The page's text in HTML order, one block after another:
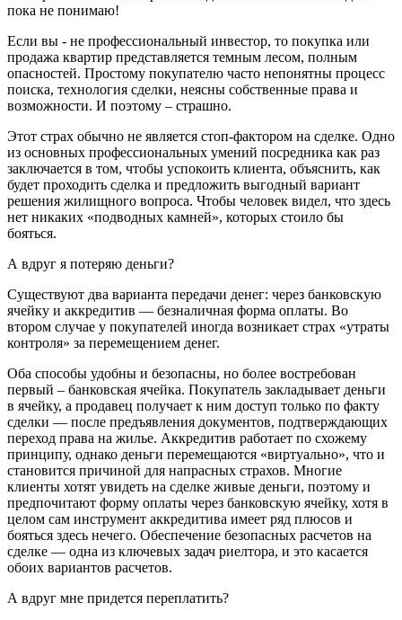
пока не понимаю!
Если вы - не профессиональный инвестор, то покупка или
продажа квартир представляется темным лесом, полным
опасностей. Простому покупателю часто непонятны процесс
поиска, технология сделки, неясны собственные права и
возможности. И поэтому – страшно.
Этот страх обычно не является стоп-фактором на сделке. Одно
из основных профессиональных умений посредника как раз
заключается в том, чтобы успокоить клиента, объяснить, как
будет проходить сделка и предложить выгодный вариант
решения жилищного вопроса. Чтобы человек видел, что здесь
нет никаких «подводных камней», которых стоило бы
бояться.
А вдруг я потеряю деньги?
Существуют два варианта передачи денег: через банковскую
ячейку и аккредитив — безналичная форма оплаты. Во
втором случае у покупателей иногда возникает страх «утраты
контроля» за перемещением денег.
Оба способы удобны и безопасны, но более востребован
первый – банковская ячейка. Покупатель закладывает деньги
в ячейку, а продавец получает к ним доступ только по факту
сделки — после предъявления документов, подтверждающих
переход права на жилье. Аккредитив работает по схожему
принципу, однако деньги перемещаются «виртуально», что и
становится причиной для напрасных страхов. Многие
клиенты хотят увидеть на сделке живые деньги, поэтому и
предпочитают форму оплаты через банковскую ячейку, хотя в
целом сам инструмент аккредитива имеет ряд плюсов и
бояться здесь нечего. Обеспечение безопасных расчетов на
сделке — одна из ключевых задач риелтора, и это касается
обоих вариантов расчетов.
А вдруг мне придется переплатить?